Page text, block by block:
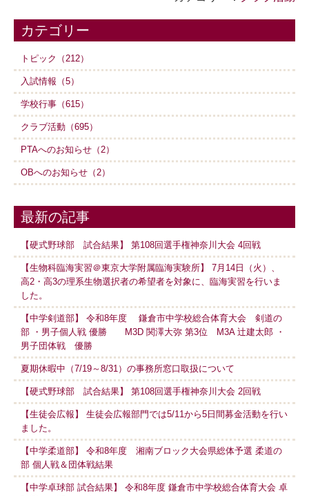
カテゴリー
トピック（212）
入試情報（5）
学校行事（615）
クラブ活動（695）
PTAへのお知らせ（2）
OBへのお知らせ（2）
最新の記事
【硬式野球部 試合結果】 第108回選手権神奈川大会 4回戦
【生物科臨海実習＠東京大学附属臨海実験所】 7月14日（火）、
高2・高3の理系生物選択者の希望者を対象に、臨海実習を行いま
した。
【中学剣道部】 令和8年度 鎌倉市中学校総合体育大会 剣道の
部 ・男子個人戦 優勝 M3D 関澤大弥 第3位 M3A 辻建太郎 ・
男子団体戦 優勝
夏期休暇中（7/19～8/31）の事務所窓口取扱について
【硬式野球部 試合結果】 第108回選手権神奈川大会 2回戦
【生徒会広報】 生徒会広報部門では5/11から5日間募金活動を行い
ました。
【中学柔道部】 令和8年度 湘南ブロック大会県総体予選 柔道の
部 個人戦＆団体戦結果
【中学卓球部 試合結果】 令和8年度 鎌倉市中学校総合体育大会 卓